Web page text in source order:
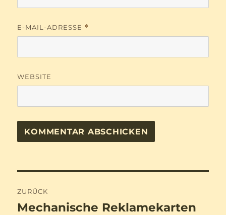
E-MAIL-ADRESSE *
WEBSITE
ZURÜCK
Vorheriger
Mechanische Reklamekarten